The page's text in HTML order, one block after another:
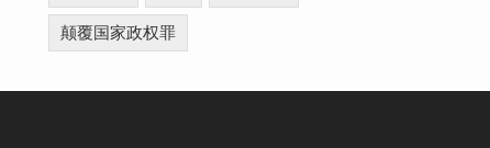
颠覆国家政权罪